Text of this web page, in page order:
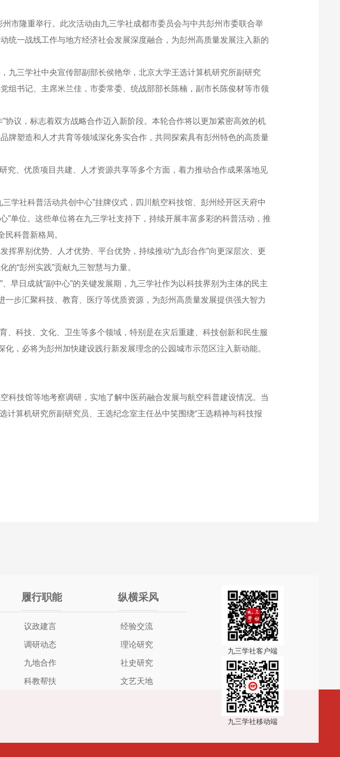
市隆重举行。此次活动由九三学社成都市委员会与中共彭州市委联合举
统一战线工作与地方经济社会发展深度融合，为彭州高质量发展注入新的
九三学社中央宣传部副部长侯艳华，北京大学王选计算机研究所副研究
组书记、主席米兰佳，市委常委、统战部部长陈楠，副市长陈俊材等市领
议，标志着双方战略合作迈入新阶段。本轮合作将以更加紧密高效的机
牌塑造和人才共育等领域深化务实合作，共同探索具有彭州特色的高质量
究、优质项目共建、人才资源共享等多个方面，着力推动合作成果落地见
学社科普活动共创中心”挂牌仪式，四川航空科技馆、彭州经开区天府中
”单位。这些单位将在九三学社支持下，持续开展丰富多彩的科普活动，推
民科普新格局。
界别优势、人才优势、平台优势，持续推动“九彭合作”向更深层次、更
“彭州实践”贡献九三智慧与力量。
早日成就“副中心”的关键发展期，九三学社作为以科技界别为主体的民主
步汇聚科技、教育、医疗等优质资源，为彭州高质量发展提供强大智力
、科技、文化、卫生等多个领域，特别是在灾后重建、科技创新和民生服
，必将为彭州加快建设践行新发展理念的公园城市示范区注入新动能。
科技馆等地考察调研，实地了解中医药融合发展与航空科普建设情况。当
计算机研究所副研究员、王选纪念室主任丛中笑围绕“王选精神与科技报
履行职能
议政建言
调研动态
九地合作
科教帮扶
纵横采风
经验交流
理论研究
社史研究
文艺天地
九三学社客户端
九三学社移动端